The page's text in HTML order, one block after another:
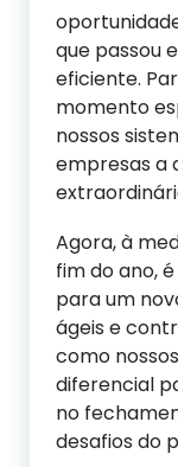
que passou
eficiente.
momento
nossos
empresas a
Agora, à
fim do ano,
para um
ágeis e
como
diferencial
no
desafios do